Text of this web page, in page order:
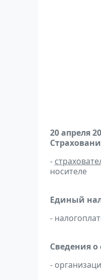
20 апреля
-
носителе
Единый
-
Сведения
-